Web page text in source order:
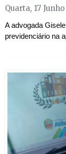
Quarta, 17
A advogada
previdenciário na